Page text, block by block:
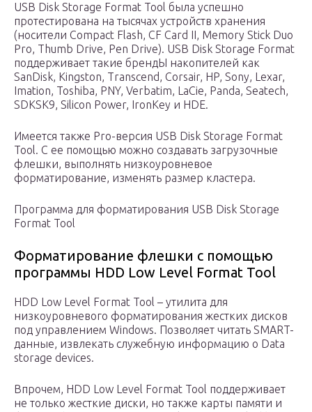
USB Disk Storage Format Tool была успешно
протестирована на тысячах устройств хранения
(носители Compact Flash, CF Card II, Memory Stick Duo
Pro, Thumb Drive, Pen Drive). USB Disk Storage Format
поддерживает такие брендЫ накопителей как
SanDisk, Kingston, Transcend, Corsair, HP, Sony, Lexar,
Imation, Toshiba, PNY, Verbatim, LaCie, Panda, Seatech,
SDKSK9, Silicon Power, IronKey и HDE.
Имеется также Pro-версия USB Disk Storage Format
Tool. С ее помощью можно создавать загрузочные
флешки, выполнять низкоуровневое
форматирование, изменять размер кластера.
Программа для форматирования USB Disk Storage
Format Tool
Форматирование флешки с помощью
программы HDD Low Level Format Tool
HDD Low Level Format Tool – утилита для
низкоуровневого форматирования жестких дисков
под управлением Windows. Позволяет читать SMART-
данные, извлекать служебную информацию о Data
storage devices.
Впрочем, HDD Low Level Format Tool поддерживает
не только жесткие диски, но также карты памяти и